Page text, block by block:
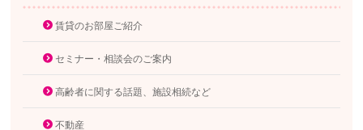
賃貸のお部屋ご紹介
セミナー・相談会のご案内
高齢者に関する話題、施設相続など
不動産